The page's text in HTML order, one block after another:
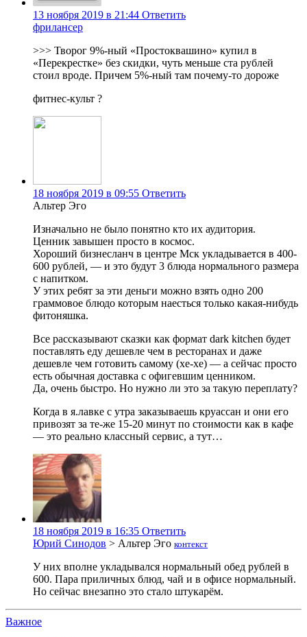
13 ноября 2019 в 21:44 Ответить
фрилансер
>>> Творог 9%-ный «Простоквашино» купил в
«Перекрестке» без скидки, чуть меньше ста рублей
стоил вроде. Причем 5%-ный там почему-то дороже
фитнес-культ ?
18 ноября 2019 в 09:55 Ответить
Альтер Эго
Изначально не было понятно кто их аудитория.
Ценник завышен просто в космос.
Хороший бизнесланч в центре Мск укладывается в 400-
600 рублей, — и это будут 3 блюда нормального размера
с напитком.
У этих ребят за эти деньги можно взять одно 200
граммовое блюдо которым наесться только какая-нибудь
фитоняшка.
Все рассказывают сказки как формат dark kitchen будет
поставлять еду дешевле чем в ресторанах и даже
дешевле чем готовить самому (хе-хе) — а сейчас просто
есть обычная доставка с офигевшим ценником.
Да, очень быстро. Но нужно ли это за такую переплату?
Когда в я.лавке с утра заказываешь круассан и они его
привозят за те-же 15-20 минут по стоимости как в кафе
— это реально классный сервис, а тут…
18 ноября 2019 в 16:35 Ответить
Юрий Синодов > Альтер Эго контекст
У них вполне укладывался нормальный обед рублей в
600. Пара приличных блюд, чай и в офисе нормальный.
Но сейчас внезапно это стало штукарём.
Важное